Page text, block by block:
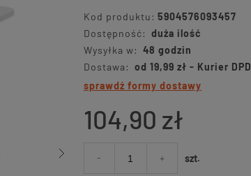
Kod produktu: 5904576093457
Dostępność: duża ilość
Wysyłka w: 48 godzin
Dostawa: od 19,99 zł - Kurier DPD
sprawdź formy dostawy
104,90 zł
- + szt.